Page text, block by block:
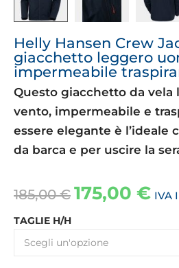
Helly Hansen Crew
giacchetto leggero
impermeabile
Questo giacchetto da vela
vento, impermeabile e
essere elegante è l’ideale
da barca e per uscire la
185,00€ 175,00 € IVA
TAGLIE H/H